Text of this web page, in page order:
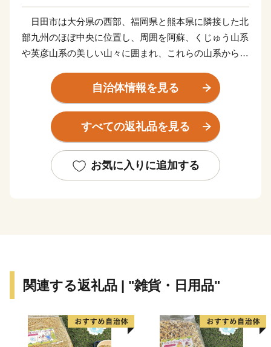
日田市は大分県の西部、福岡県と熊本県に隣接した北
部九州のほぼ中央に位置し、周囲を阿蘇、くじゅう山系
や英彦山系の美しい山々に囲まれ、これらの山系から流
陵地で市域が形成されています。気候は、内陸特有の性
質から寒暖の差が大きく、雨量も多いことから、四季の
移ろいがはっきりしているといった特徴があります。
え、江戸時代には幕府直轄地・天領として西国筋郡代が
置かれるなど、九州の政治・経済・文化の中心地として
自治体情報を見る
すべての返礼品を見る
お気に入りに追加する
関連する返礼品 | "雑貨・日用品"